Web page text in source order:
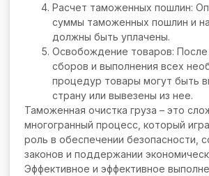
Расчет таможенных пошлин:
суммы таможенных пошлин и
должны быть уплачены.
Освобождение товаров: После
сборов и выполнения всех
процедур товары могут быть
страну или вывезены из нее.
Таможенная очистка груза – это
многогранный процесс, который
роль в обеспечении безопасности,
законов и поддержании
Эффективное и эффективное